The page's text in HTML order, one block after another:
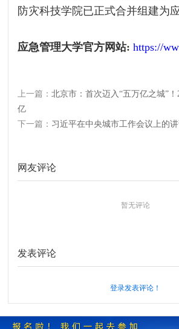
防灾科技学院已正式合并组建为
应急管理大学官方网站:https://
上一篇：北京市：首次迈入“五万亿之城”！
亿
下一篇： 习近平在中央城市工作会议上的
网友评论
暂无评论
发表评论
登录发表评论！